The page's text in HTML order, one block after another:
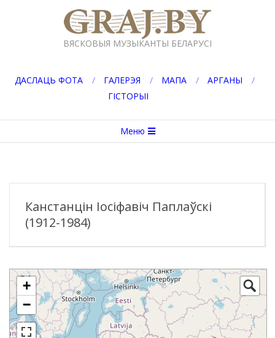
GRAJ.BY
ВЯСКОВЫЯ МУЗЫКАНТЫ БЕЛАРУСІ
ДАСЛАЦЬ ФОТА ГАЛЕРЭЯ МАПА
АРГАНЫ
ГІСТОРЫІ
меню
Меню
Канстанцін Іосіфавіч Паплаўскі
(1912-1984)
+
−